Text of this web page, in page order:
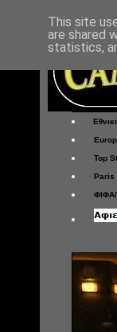
Top
Paris
This site
are shared
statistics,